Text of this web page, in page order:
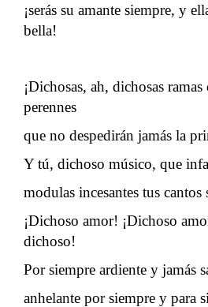
¡serás su amante siempre, y
bella!
¡Dichosas, ah, dichosas ramas
perennes
que no despedirán jamás la
Y tú, dichoso músico, que
modulas incesantes tus cantos
¡Dichoso amor! ¡Dichoso
dichoso!
Por siempre ardiente y jamás
anhelante por siempre y para